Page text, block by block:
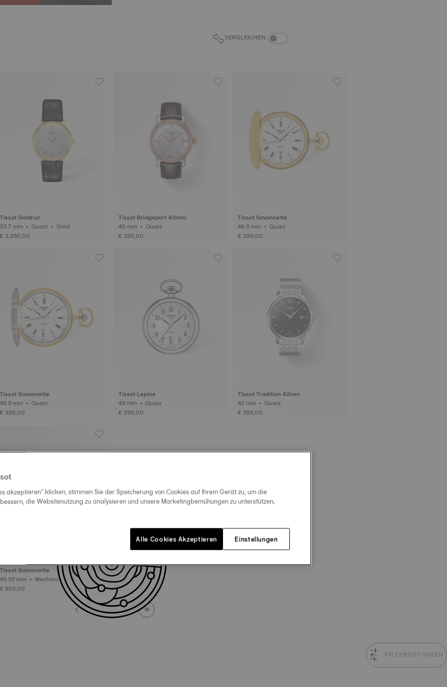
VERGLEICHEN PRODUKTVERGLEICH-SCHALTER
Tissot Goldrun
33.7 mm • Quarz • Gold
€ 3.295,00
Tissot Bridgeport 40mm
40 mm • Quarz
€ 395,00
Tissot Savonnette
48.5 mm • Quarz
€ 395,00
Tissot Savonnette
48.5 mm • Quarz
€ 395,00
Tissot Lepine
49 mm • Quarz
€ 295,00
Tissot Tradition 42mm
42 mm • Quarz
€ 395,00
Tissot Savonnette
49.55 mm • Mechanisch (Handaufzu
g)
€ 925,00
1 ... 10 ... 15 16
FILTEROPTIONEN
akzeptieren“ klicken, stimmen Sie der Speicherung von Cookies auf Ihrem Gerät zu, um die
die Websitenutzung zu analysieren und unsere Marketingbemühungen zu unterstützen.
Einstellungen
Alle Cookies Akzeptieren